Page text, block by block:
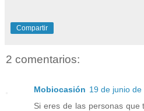
Compartir
2 comentarios:
Mobiocasión 19 de junio
Si eres de las personas que